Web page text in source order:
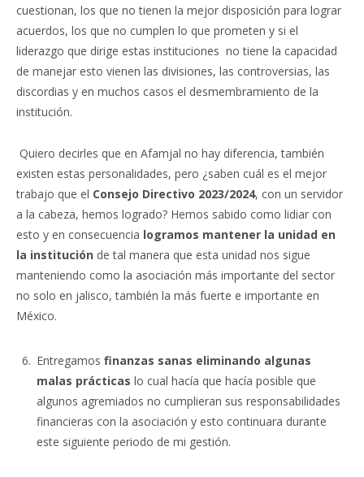
cuestionan, los que no tienen la mejor disposición para lograr
acuerdos, los que no cumplen lo que prometen y si el
liderazgo que dirige estas instituciones no tiene la capacidad
de manejar esto vienen las divisiones, las controversias, las
discordias y en muchos casos el desmembramiento de la
institución.
Quiero decirles que en Afamjal no hay diferencia, también
existen estas personalidades, pero ¿saben cuál es el mejor
trabajo que el Consejo Directivo 2023/2024, con un servidor
a la cabeza, hemos logrado? Hemos sabido como lidiar con
esto y en consecuencia logramos mantener la unidad en
la institución de tal manera que esta unidad nos sigue
manteniendo como la asociación más importante del sector
no solo en jalisco, también la más fuerte e importante en
México.
Entregamos finanzas sanas eliminando algunas
malas prácticas lo cual hacía que hacía posible que
algunos agremiados no cumplieran sus responsabilidades
financieras con la asociación y esto continuara durante
este siguiente periodo de mi gestión.